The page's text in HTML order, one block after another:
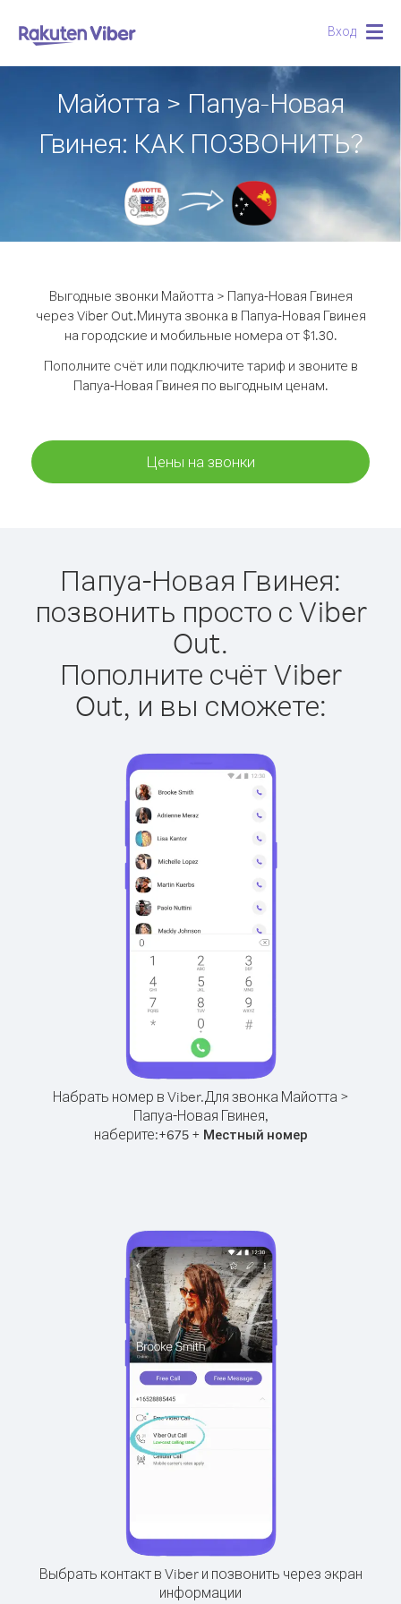
Вход
Майотта > Папуа-Новая
Гвинея: КАК ПОЗВОНИТЬ?
Выгодные звонки Майотта > Папуа-Новая Гвинея
через Viber Out.Минута звонка в Папуа-Новая Гвинея
на городские и мобильные номера от $1.30.
Пополните счёт или подключите тариф и звоните в
Папуа-Новая Гвинея по выгодным ценам.
Цены на звонки
Папуа-Новая Гвинея:
позвонить просто с Viber
Out.
Пополните счёт Viber
Out, и вы сможете:
Набрать номер в Viber.Для звонка Майотта >
Папуа-Новая Гвинея,
наберите:+675+ Местный номер
Выбрать контакт в Viber и позвонить через экран
информации